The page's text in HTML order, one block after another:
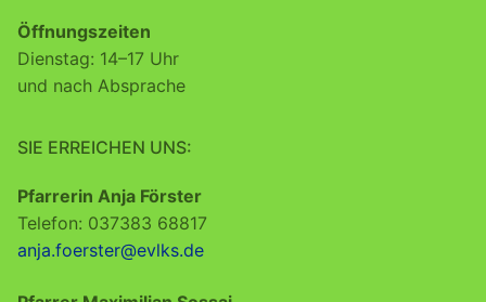
Öffnungszeiten
Dienstag: 14–17 Uhr
und nach Absprache
SIE ERREICHEN UNS:
Pfarrerin Anja Förster
Telefon: 037383 68817
anja.foerster@evlks.de